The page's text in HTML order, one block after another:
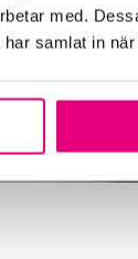
med.
samlat in